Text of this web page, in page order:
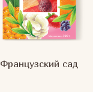
Французский сад